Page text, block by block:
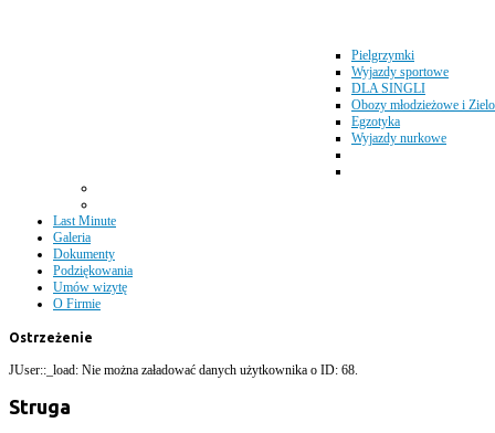
Pielgrzymki
Wyjazdy sportowe
DLA SINGLI
Obozy młodzieżowe i
Egzotyka
Wyjazdy nurkowe
Last Minute
Galeria
Dokumenty
Podziękowania
Umów wizytę
O Firmie
Ostrzeżenie
JUser::_load: Nie można załadować danych użytkownika o ID: 68.
Struga